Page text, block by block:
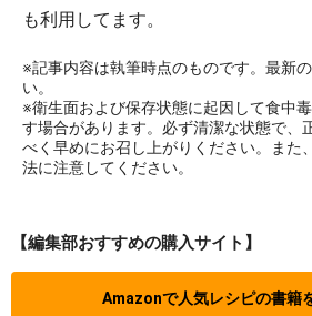
も利用してます。
※記事内容は執筆時点のものです。最新
い。
※衛生面および保存状態に起因して食中
す場合があります。必ず清潔な状態で、
べく早めにお召し上がりください。また
法に注意してください。
【編集部おすすめの購入サイト】
Amazonで人気レシピの書籍